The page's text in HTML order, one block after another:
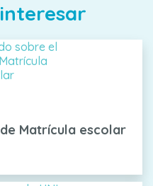
Matrícula escolar